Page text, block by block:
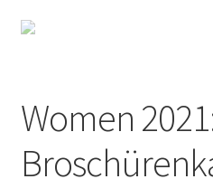
Livres
Women